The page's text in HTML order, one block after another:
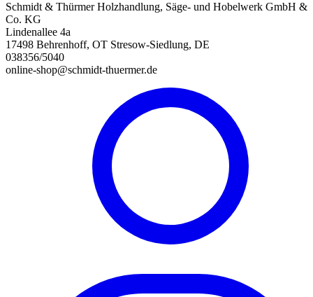
Schmidt & Thürmer Holzhandlung, Säge- und Hobelwerk GmbH &
Co. KG
Lindenallee 4a
17498 Behrenhoff, OT Stresow-Siedlung, DE
038356/5040
online-shop@schmidt-thuermer.de